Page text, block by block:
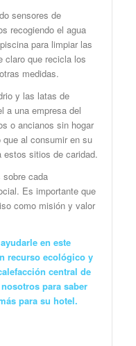
sensores de
recogiendo el agua
para limpiar las
claro que recicla los
medidas.
y las latas de
a una empresa del
o ancianos sin hogar
al consumir en su
estos sitios de caridad.
sobre cada
Es importante que
como misión y valor
en este
recurso ecológico y
central de
para saber
para su hotel.